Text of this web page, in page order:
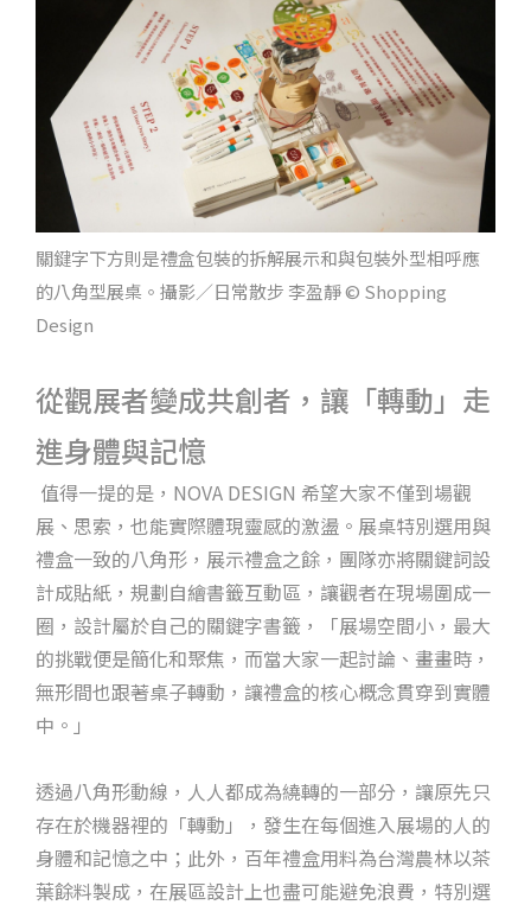
關鍵字下方則是禮盒包裝的拆解展示和與包裝外型相呼應
的八角型展桌。攝影／日常散步 李盈靜 © Shopping
Design
從觀展者變成共創者，讓「轉動」走
進身體與記憶
值得一提的是，NOVA DESIGN 希望大家不僅到場觀
展、思索，也能實際體現靈感的激盪。展桌特別選用與
禮盒一致的八角形，展示禮盒之餘，團隊亦將關鍵詞設
計成貼紙，規劃自繪書籤互動區，讓觀者在現場圍成一
圈，設計屬於自己的關鍵字書籤，「展場空間小，最大
的挑戰便是簡化和聚焦，而當大家一起討論、畫畫時，
無形間也跟著桌子轉動，讓禮盒的核心概念貫穿到實體
中。」
透過八角形動線，人人都成為繞轉的一部分，讓原先只
存在於機器裡的「轉動」，發生在每個進入展場的人的
身體和記憶之中；此外，百年禮盒用料為台灣農林以茶
葉餘料製成，在展區設計上也盡可能避免浪費，特別選